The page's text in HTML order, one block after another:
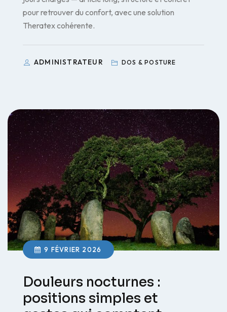
pour retrouver du confort, avec une solution
Theratex cohérente.
ADMINISTRATEUR DOS & POSTURE
9 FÉVRIER 2026
Douleurs nocturnes :
positions simples et